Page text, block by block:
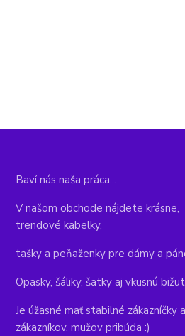
Baví nás naša práca...
V našom obchode nájdete krásne,
trendové kabelky,
tašky a peňaženky pre dámy a
Opasky, šáliky, šatky aj vkusnú
Je úžasné mať stabilné zákazníčky
zákazníkov, mužov pribúda :)